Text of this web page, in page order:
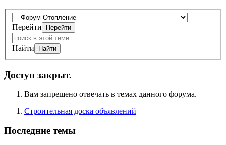
Перейти
Найти
Доступ закрыт.
Вам запрещено отвечать в темах данного форума.
Строительная доска объявлений
Последние темы